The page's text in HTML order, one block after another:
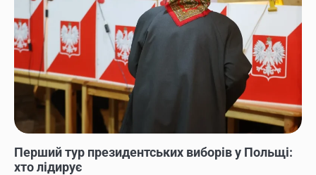
Перший тур президентських виборів у Польщі:
хто лідирує